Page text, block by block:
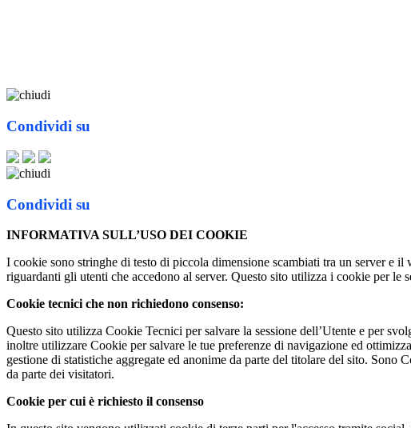
Condividi su
Condividi su
INFORMATIVA SULL’USO DEI COOKIE
I cookie sono stringhe di testo di piccola dimensione scambiati tra un server e
riguardanti gli utenti che accedono al server. Questo sito utilizza i cookie per le
Cookie tecnici che non richiedono consenso:
Questo sito utilizza Cookie Tecnici per salvare la sessione dell’Utente e per
inoltre utilizzare Cookie per salvare le tue preferenze di navigazione ed
gestione di statistiche aggregate ed anonime da parte del titolare del sito.
da parte dei visitatori.
Cookie per cui è richiesto il consenso